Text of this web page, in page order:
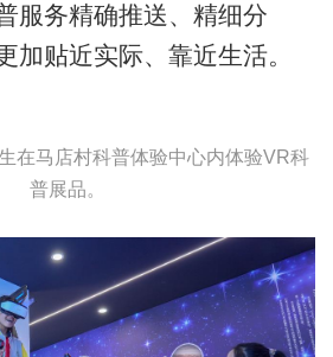
服务精确推送、精细分
加贴近实际、靠近生活。
在马店村科普体验中心内体验VR科
普展品。